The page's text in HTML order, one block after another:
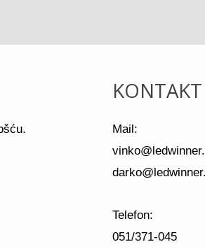
KONTAKT
Mail:
Telefon:
051/371-045